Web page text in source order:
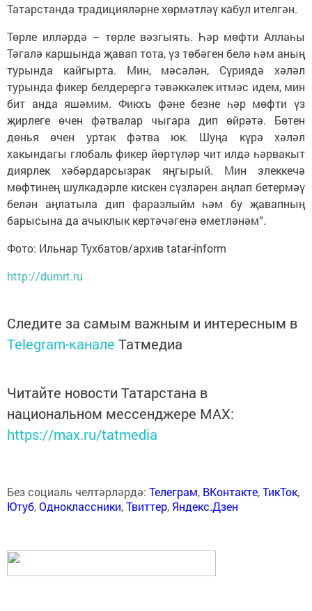
Татарстанда традицияләрне хөрмәтләү кабул ителгән.
Төрле илләрдә – төрле вәзгыять. Һәр мөфти Аллаһы
Тәгалә каршында җавап тота, үз төбәген белә һәм аның
турында кайгырта. Мин, мәсәлән, Сүриядә хәләл
турында фикер белдерергә тәвәккәлек итмәс идем, мин
бит анда яшәмим. Фикхъ фәне безне һәр мөфти үз
җирлеге өчен фәтвалар чыгара дип өйрәтә. Бөтен
дөнья өчен уртак фәтва юк. Шуңа күрә хәләл
хакындагы глобаль фикер йөртүләр чит илдә һәрвакыт
диярлек хәбәрдарсызрак яңгырый. Мин элеккечә
мөфтинең шулкадәрле кискен сүзләрен аңлап бетермәү
белән аңлатыла дип фаразлыйм һәм бу җавапның
барысына да ачыклык кертәчәгенә өметләнәм”.
Фото: Ильнар Тухбатов/архив tatar-inform
http://dumrt.ru
Следите за самым важным и интересным в
Telegram-канале Татмедиа
Читайте новости Татарстана в
национальном мессенджере MАХ:
https://max.ru/tatmedia
Без социаль челтәрләрдә: Телеграм, ВКонтакте,ТикТок,
Ютуб,Одноклассники,Твиттер, Яндекс.Дзен